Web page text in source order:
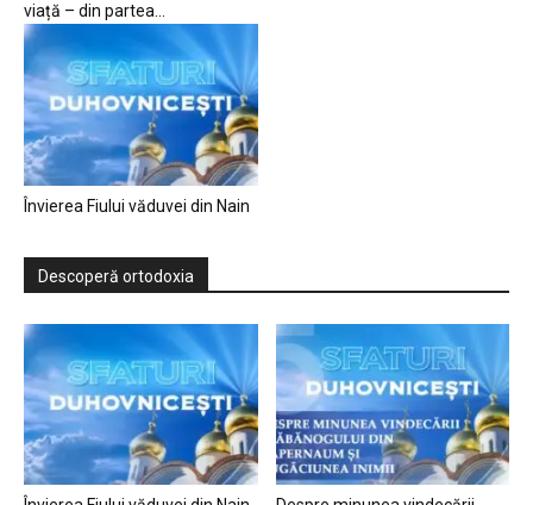
viață – din partea...
Învierea Fiului văduvei din Nain
Descoperă ortodoxia